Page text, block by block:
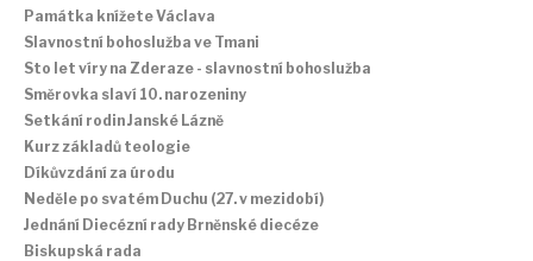
Památka knížete Václava
Slavnostní bohoslužba ve Tmani
Sto let víry na Zderaze - slavnostní bohoslužba
Směrovka slaví 10. narozeniny
Setkání rodin Janské Lázně
Kurz základů teologie
Díkůvzdání za úrodu
Neděle po svatém Duchu (27. v mezidobí)
Jednání Diecézní rady Brněnské diecéze
Biskupská rada